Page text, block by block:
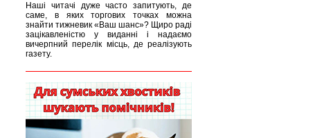
Наші читачі дуже часто запитують, де
саме, в яких торгових точках можна
знайти тижневик «Ваш шанс»? Щиро раді
зацікавленістю у виданні і надаємо
вичерпний перелік місць, де реалізують
газету.